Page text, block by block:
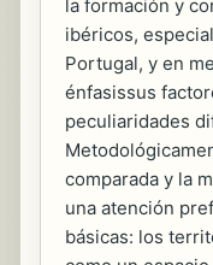
la formación y
ibéricos,
Portugal, y en
énfasissus
peculiaridades
comparada y la
una atención
básicas: los